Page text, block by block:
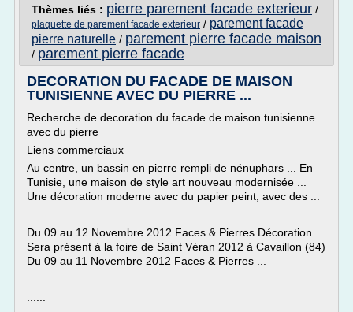
Thèmes liés : pierre parement facade exterieur /
plaquette de parement facade exterieur / parement facade
pierre naturelle / parement pierre facade maison
/ parement pierre facade
DECORATION DU FACADE DE MAISON
TUNISIENNE AVEC DU PIERRE ...
Recherche de decoration du facade de maison tunisienne
avec du pierre
Liens commerciaux
Au centre, un bassin en pierre rempli de nénuphars ... En
Tunisie, une maison de style art nouveau modernisée ...
Une décoration moderne avec du papier peint, avec des ...
Du 09 au 12 Novembre 2012 Faces & Pierres Décoration .
Sera présent à la foire de Saint Véran 2012 à Cavaillon (84)
Du 09 au 11 Novembre 2012 Faces & Pierres ...